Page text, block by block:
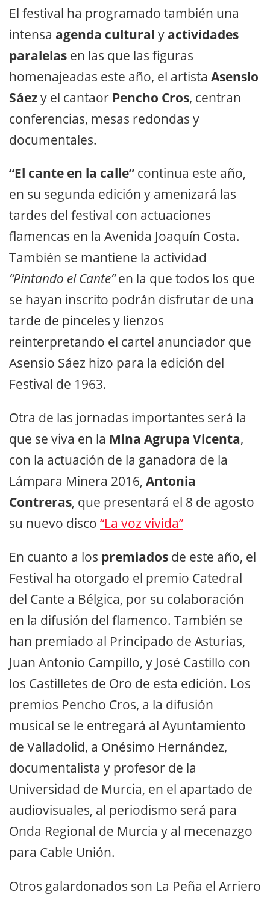
El festival ha programado también una
intensa agenda cultural y actividades
paralelas en las que las figuras
homenajeadas este año, el artista Asensio
Sáezy el cantaor Pencho Cros, centran
conferencias, mesas redondas y
documentales.
“El cante en la calle” continua este año,
en su segunda edición y amenizará las
tardes del festival con actuaciones
flamencas en la Avenida Joaquín Costa.
También se mantiene la actividad
“Pintando el Cante”en la que todos los que
se hayan inscrito podrán disfrutar de una
tarde de pinceles y lienzos
reinterpretando el cartel anunciador que
Asensio Sáez hizo para la edición del
Festival de 1963.
Otra de las jornadas importantes será la
que se viva en la Mina Agrupa Vicenta,
con la actuación de la ganadora de la
Lámpara Minera 2016, Antonia
Contreras, que presentará el 8 de agosto
su nuevo disco “La voz vivida”
En cuanto a los premiados de este año, el
Festival ha otorgado el premio Catedral
del Cante a Bélgica, por su colaboración
en la difusión del flamenco. También se
han premiado al Principado de Asturias,
Juan Antonio Campillo, y José Castillo con
los Castilletes de Oro de esta edición. Los
premios Pencho Cros, a la difusión
musical se le entregará al Ayuntamiento
de Valladolid, a Onésimo Hernández,
documentalista y profesor de la
Universidad de Murcia, en el apartado de
audiovisuales, al periodismo será para
Onda Regional de Murcia y al mecenazgo
para Cable Unión.
Otros galardonados son La Peña el Arriero